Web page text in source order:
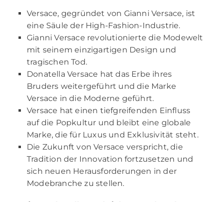
Versace, gegründet von Gianni Versace, ist
eine Säule der High-Fashion-Industrie.
Gianni Versace revolutionierte die Modewelt
mit seinem einzigartigen Design und
tragischen Tod.
Donatella Versace hat das Erbe ihres
Bruders weitergeführt und die Marke
Versace in die Moderne geführt.
Versace hat einen tiefgreifenden Einfluss
auf die Popkultur und bleibt eine globale
Marke, die für Luxus und Exklusivität steht.
Die Zukunft von Versace verspricht, die
Tradition der Innovation fortzusetzen und
sich neuen Herausforderungen in der
Modebranche zu stellen.